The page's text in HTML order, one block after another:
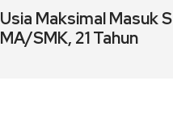
Usia Maksimal Masuk S
MA/SMK, 21 Tahun